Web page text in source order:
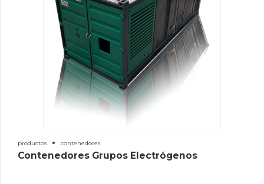
productos contenedores
Contenedores Grupos Electrógenos